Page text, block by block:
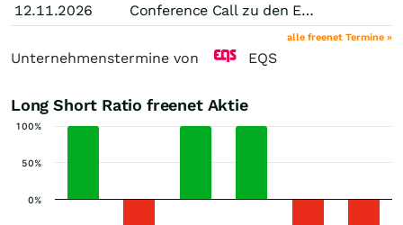
12.11.2026
Conference Call zu den Ergebnissen des 3. Quartals 2026
alle freenet Termine »
Unternehmenstermine von EQS
Long Short Ratio freenet Aktie
0%
50%
100%